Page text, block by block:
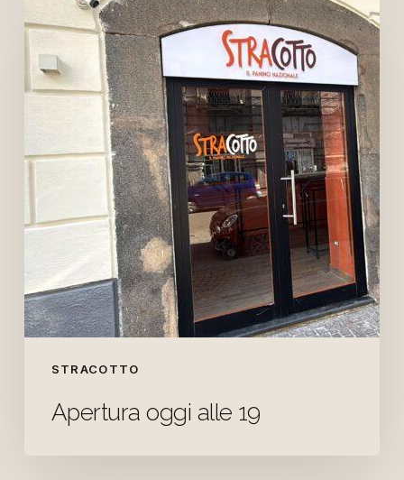
STRACOTTO
alle
Apertura oggi alle 19